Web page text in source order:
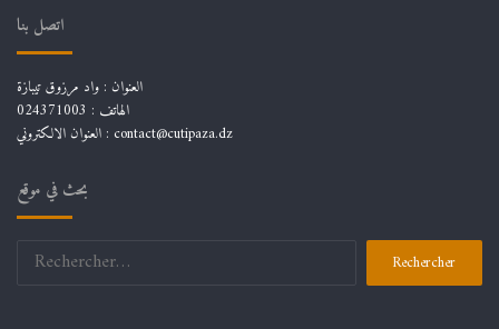
اتصل بنا
العنوان : واد مرزوق تيبازة
الهاتف : 024371003
العنوان الالكتروني : contact@cutipaza.dz
بحث في موقع
Rechercher :